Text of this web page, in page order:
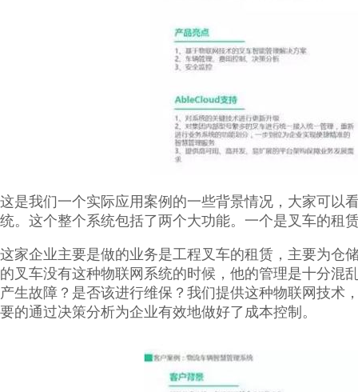
这是我们一个实际应用案例的一些背景情况，大家可以
统。这个整个系统包括了两个大功能。一个是叉车的租
这家企业主要是做的业务是工程叉车的租赁，主要为仓
的叉车没有这种物联网系统的时候，他的管理是十分混
产生故障？是否该进行维保？我们提供这种物联网技术
要的通过决策分析为企业有效地做好了成本控制。